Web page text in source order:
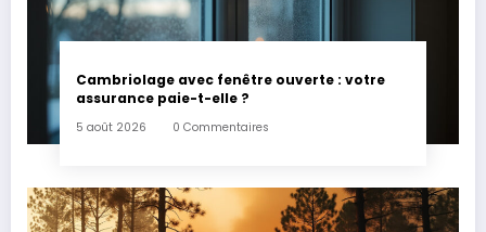
Cambriolage avec fenêtre ouverte : votre
assurance paie-t-elle ?
5 août 2026 0 Commentaires